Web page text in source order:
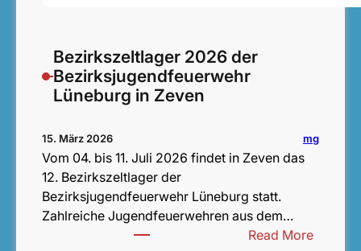
Bezirkszeltlager 2026 der
Bezirksjugendfeuerwehr
Lüneburg in Zeven
15. März 2026 mg
Vom 04. bis 11. Juli 2026 findet in Zeven das
12. Bezirkszeltlager der
Bezirksjugendfeuerwehr Lüneburg statt.
Zahlreiche Jugendfeuerwehren aus dem…
Read More: